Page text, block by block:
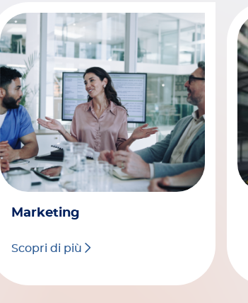
Marketing
Scopri di più